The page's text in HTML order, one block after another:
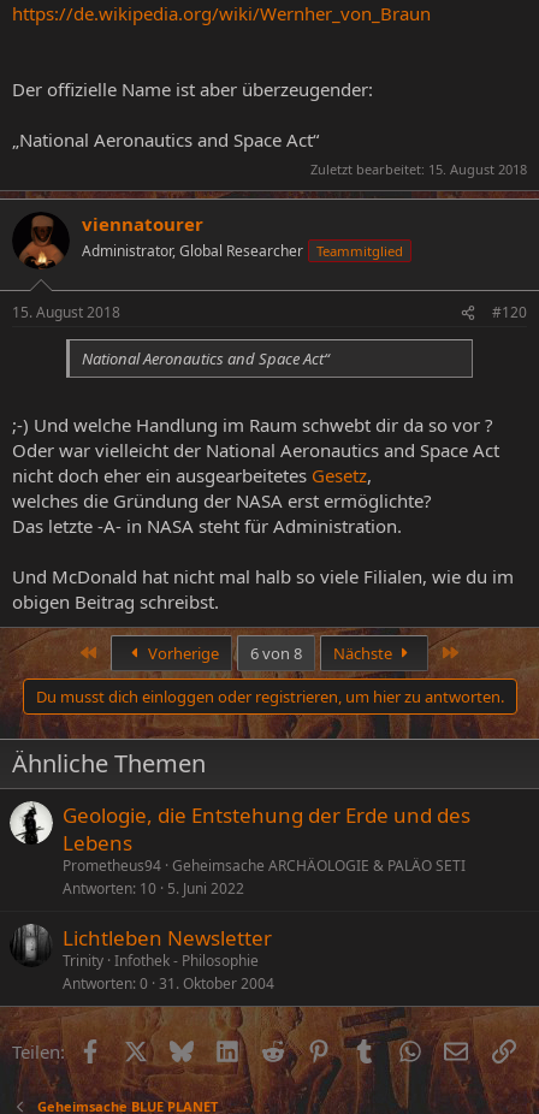
https://de.wikipedia.org/wiki/Wernher_von_Braun
Der offizielle Name ist aber überzeugender:
„National Aeronautics and Space Act“
Zuletzt bearbeitet: 15. August 2018
viennatourer
Administrator, Global Researcher Teammitglied
15. August 2018 #120
National Aeronautics and Space Act“
;-) Und welche Handlung im Raum schwebt dir da so vor ?
Oder war vielleicht der National Aeronautics and Space Act
nicht doch eher ein ausgearbeitetes Gesetz,
welches die Gründung der NASA erst ermöglichte?
Das letzte -A- in NASA steht für Administration.
Und McDonald hat nicht mal halb so viele Filialen, wie du im
obigen Beitrag schreibst.
Erste Vorherige 6 von 8 Nächste
Du musst dich einloggen oder registrieren, um hier zu antworten.
Ähnliche Themen
Geologie, die Entstehung der Erde und des
Lebens
Prometheus94 Geheimsache ARCHÄOLOGIE & PALÄO SETI
Antworten 10 5. Juni 2022
Lichtleben Newsletter
Trinity Infothek - Philosophie
Antworten 0 31. Oktober 2004
Teilen: FacebookX (Twitter)
BlueskyLinkedIn
Reddit PinterestTumblrWhatsApp
E-Mail
Geheimsache BLUE PLANET